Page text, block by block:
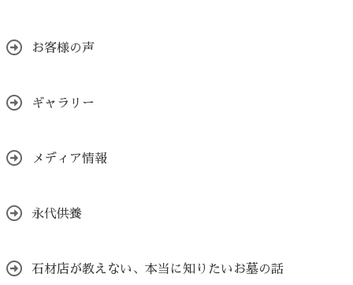
お客様の声
ギャラリー
メディア情報
永代供養
石材店が教えない、本当に知りたいお墓の話